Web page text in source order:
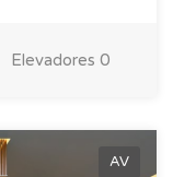
Elevadores 0
AV